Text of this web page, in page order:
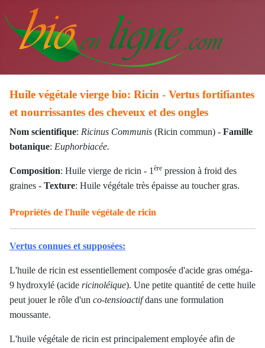
Huile végétale vierge bio: Ricin - Vertus fortifiantes
et nourrissantes des cheveux et des ongles
Nom scientifique: Ricinus Communis (Ricin commun) - Famille
botanique: Euphorbiacée.
Composition: Huile vierge de ricin - 1 ère pression à froid des
graines - Texture: Huile végétale très épaisse au toucher gras.
Propriétés de l'huile végétale de ricin
Vertus connues et supposées:
L'huile de ricin est essentiellement composée d'acide gras oméga-
9 hydroxylé (acide ricinoléique). Une petite quantité de cette huile
peut jouer le rôle d'un co-tensioactifdans une formulation
moussante.
L'huile végétale de ricin est principalement employée afin de